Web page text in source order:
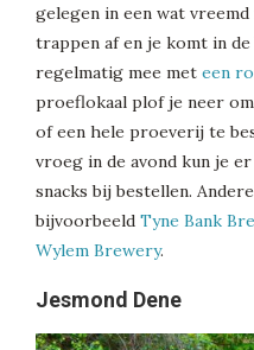
gelegen in een wat
trappen af en je komt in
regelmatig mee met een
proeflokaal plof je neer
of een hele proeverij te
vroeg in de avond kun je
snacks bij bestellen.
bijvoorbeeld Tyne Bank
Wylem Brewery.
Jesmond Dene